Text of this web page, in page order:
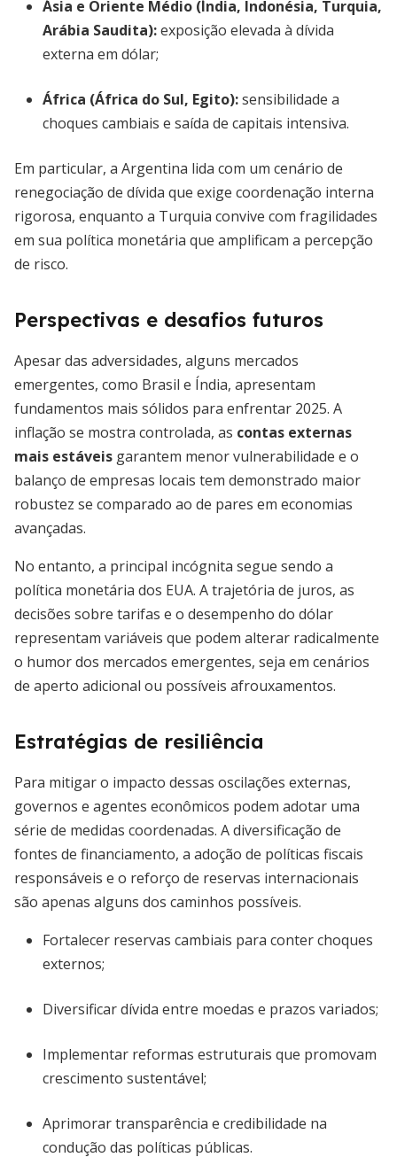
Ásia e Oriente Médio (Índia, Indonésia, Turquia,
Arábia Saudita):exposição elevada à dívida
externa em dólar;
África (África do Sul, Egito):sensibilidade a
choques cambiais e saída de capitais intensiva.
Em particular, a Argentina lida com um cenário de
renegociação de dívida que exige coordenação interna
rigorosa, enquanto a Turquia convive com fragilidades
em sua política monetária que amplificam a percepção
de risco.
Perspectivas e desafios futuros
Apesar das adversidades, alguns mercados
emergentes, como Brasil e Índia, apresentam
fundamentos mais sólidos para enfrentar 2025. A
inflação se mostra controlada, as contas externas
mais estáveis garantem menor vulnerabilidade e o
balanço de empresas locais tem demonstrado maior
robustez se comparado ao de pares em economias
avançadas.
No entanto, a principal incógnita segue sendo a
política monetária dos EUA. A trajetória de juros, as
decisões sobre tarifas e o desempenho do dólar
representam variáveis que podem alterar radicalmente
o humor dos mercados emergentes, seja em cenários
de aperto adicional ou possíveis afrouxamentos.
Estratégias de resiliência
Para mitigar o impacto dessas oscilações externas,
governos e agentes econômicos podem adotar uma
série de medidas coordenadas. A diversificação de
fontes de financiamento, a adoção de políticas fiscais
responsáveis e o reforço de reservas internacionais
são apenas alguns dos caminhos possíveis.
Fortalecer reservas cambiais para conter choques
externos;
Diversificar dívida entre moedas e prazos variados;
Implementar reformas estruturais que promovam
crescimento sustentável;
Aprimorar transparência e credibilidade na
condução das políticas públicas.